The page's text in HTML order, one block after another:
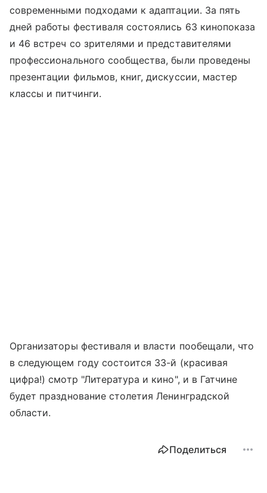
современными подходами к адаптации. За пять
дней работы фестиваля состоялись 63 кинопоказа
и 46 встреч со зрителями и представителями
профессионального сообщества, были проведены
презентации фильмов, книг, дискуссии, мастер
классы и питчинги.
Организаторы фестиваля и власти пообещали, что
в следующем году состоится 33-й (красивая
цифра!) смотр "Литература и кино", и в Гатчине
будет празднование столетия Ленинградской
области.
Поделиться